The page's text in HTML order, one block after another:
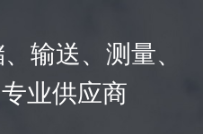
输送、测量、
业供应商